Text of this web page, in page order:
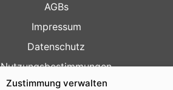
Zustimmung verwalten
AGBs
Impressum
Datenschutz
Nutzungsbestimmungen
Kontakt